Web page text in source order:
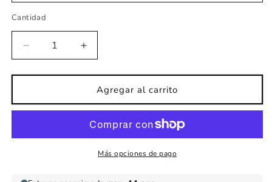
Cantidad
Reducir
cantidad
para
infantiles
muñecos
trapo
Aumentar
cantidad
para
Láminas
infantiles
muñecos
de
trapo
casita
Agregar al carrito
Más opciones de pago